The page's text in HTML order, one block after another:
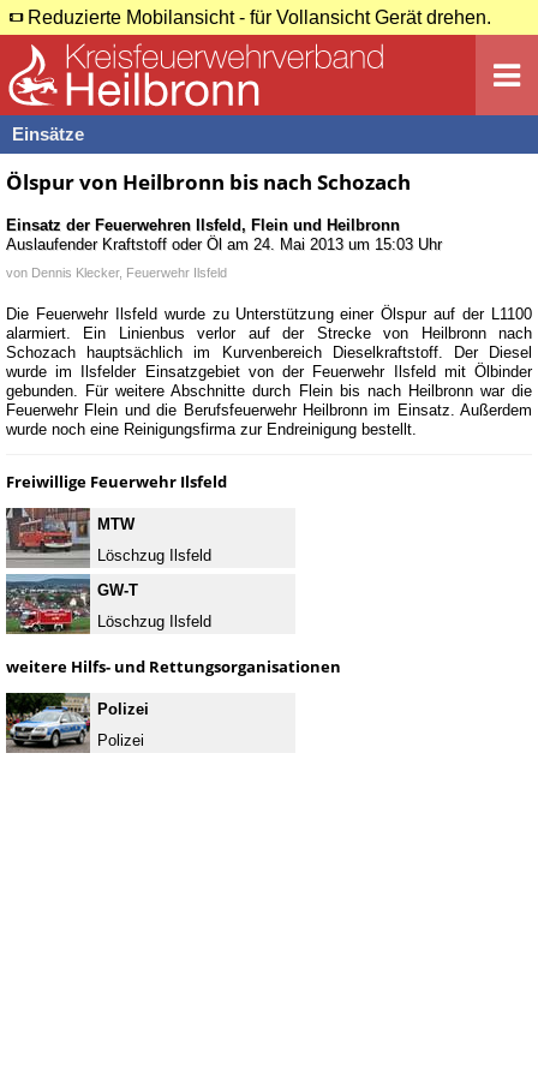
Reduzierte Mobilansicht - für Vollansicht Gerät drehen.
Einsätze
Ölspur von Heilbronn bis nach Schozach
Einsatz der Feuerwehren Ilsfeld, Flein und Heilbronn
Auslaufender Kraftstoff oder Öl am 24. Mai 2013 um 15:03 Uhr
von Dennis Klecker, Feuerwehr Ilsfeld
Die Feuerwehr Ilsfeld wurde zu Unterstützung einer Ölspur auf der L1100
alarmiert. Ein Linienbus verlor auf der Strecke von Heilbronn nach
Schozach hauptsächlich im Kurvenbereich Dieselkraftstoff. Der Diesel
wurde im Ilsfelder Einsatzgebiet von der Feuerwehr Ilsfeld mit Ölbinder
gebunden. Für weitere Abschnitte durch Flein bis nach Heilbronn war die
Feuerwehr Flein und die Berufsfeuerwehr Heilbronn im Einsatz. Außerdem
wurde noch eine Reinigungsfirma zur Endreinigung bestellt.
Freiwillige Feuerwehr Ilsfeld
MTW
Löschzug Ilsfeld
GW-T
Löschzug Ilsfeld
weitere Hilfs- und Rettungsorganisationen
Polizei
Polizei